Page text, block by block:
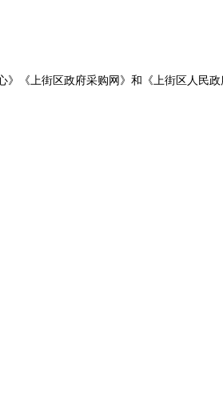
《上街区政府采购网》和《上街区人民